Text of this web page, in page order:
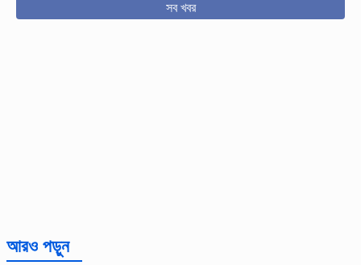
সব খবর
আরও পড়ুন